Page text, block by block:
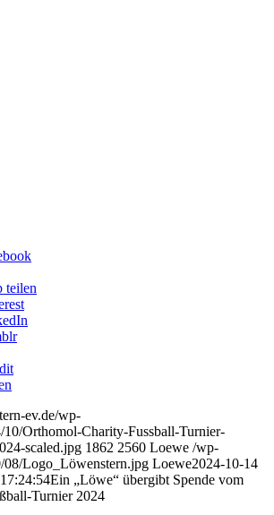
teilen
ev.de/wp-
10/Orthomol-Charity-Fussball-Turnier-
scaled.jpg 1862 2560 Loewe /wp-
08/Logo_Löwenstern.jpg Loewe2024-10-14
Ein „Löwe“ übergibt Spende vom
Turnier 2024